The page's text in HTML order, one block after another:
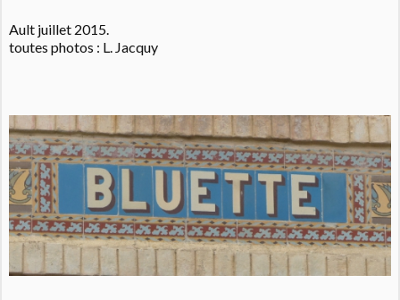
Ault juillet 2015.
toutes photos : L. Jacquy